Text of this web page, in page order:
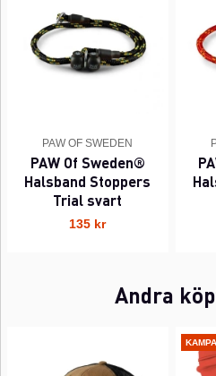
PAW OF SWEDEN
PAW Of Sweden®
Halsband Stoppers
Trial svart
135 kr
Andra